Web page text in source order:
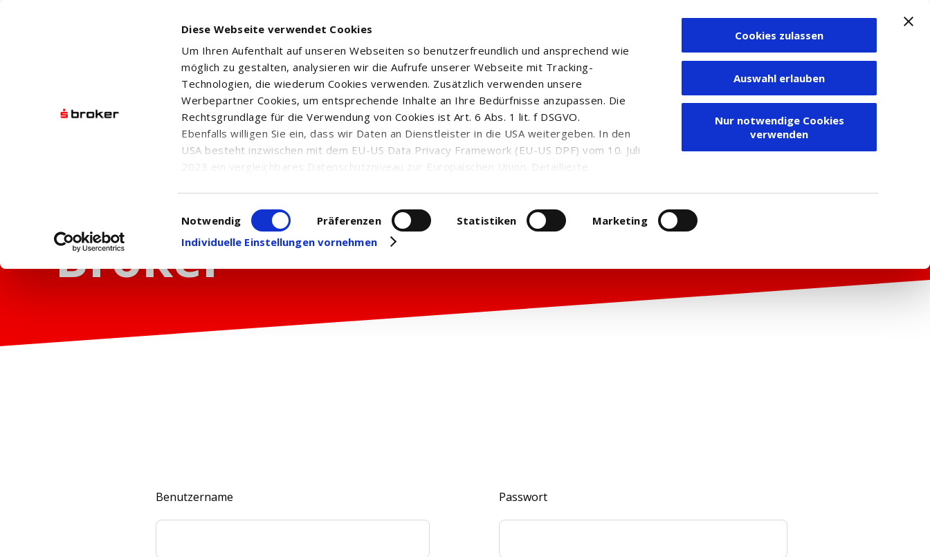
Diese Webseite verwendet Cookies
Um Ihren Aufenthalt auf unseren Webseiten so benutzerfreundlich und ansprechend wie
möglich zu gestalten, analysieren wir die Aufrufe unserer Webseite mit Tracking-
Technologien, die wiederum Cookies verwenden. Zusätzlich verwenden unsere
Werbepartner Cookies, um entsprechende Inhalte an Ihre Bedürfnisse anzupassen. Die
Rechtsgrundlage für die Verwendung von Cookies ist Art. 6 Abs. 1 lit. f DSGVO.
Ebenfalls willigen Sie ein, dass wir Daten an Dienstleister in die USA weitergeben. In den
USA besteht inzwischen mit dem EU-US Data Privacy Framework (EU-US DPF) vom 10. Juli
2023 ein vergleichbares Datenschutzniveau zur Europäischen Union. Detaillierte
in den USA, finden Sie auf unserer Seite zumDatenschutz. Dort können Sie Ihre
Einwilligung auch jederzeit widerrufen oder anpassen.
Einwilligungsauswahl
Notwendig Präferenzen Statistiken
Marketing
Individuelle Einstellungen vornehmen
Cookies zulassen
Auswahl erlauben
Nur notwendige Cookies
verwenden
Zum Depot
Benutzername Passwort